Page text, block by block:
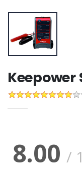
Keepower
8.00 /